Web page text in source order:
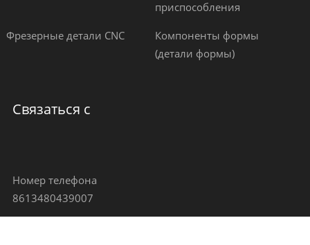
приспособления
Фрезерные детали CNC
Компоненты формы
(детали формы)
Связаться с
Номер телефона
8613480439007